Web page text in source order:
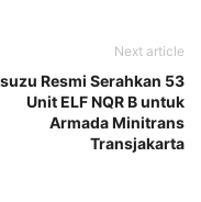
Next article
Resmi Serahkan 53
Unit ELF NQR B untuk
Armada Minitrans
Transjakarta